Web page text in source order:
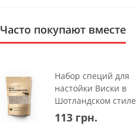
Часто покупают вместе
Набор специй для
настойки Виски в
Шотландском стиле
113 грн.